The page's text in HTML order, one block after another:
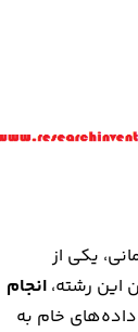
یکی از
این رشته، انجام
داده‌های خام به